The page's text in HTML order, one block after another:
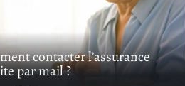
contacter l’assurance
par mail ?